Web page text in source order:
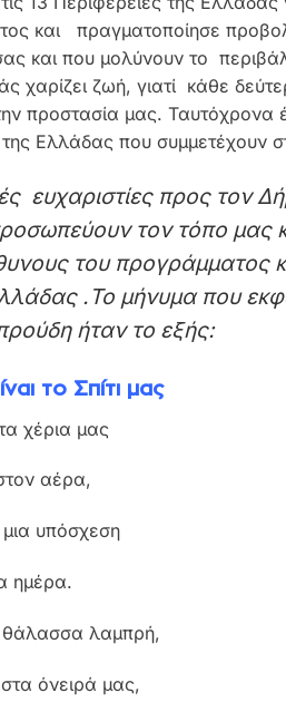
και πραγματοποίησε
και που μολύνουν το
χαρίζει ζωή, γιατί κάθε
προστασία μας. Ταυτόχρονα
Ελλάδας που συμμετέχουν
ευχαριστίες προς τον
τον τόπο
του προγράμματος
.Το μήνυμα που
ήταν το εξής:
το Σπίτι μας
χέρια μας
αέρα,
μια υπόσχεση
ημέρα.
θάλασσα λαμπρή,
όνειρά μας,